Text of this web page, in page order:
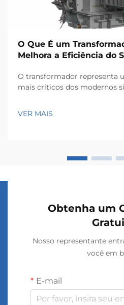
O Que É um
Melhora a Eficiência do
O transformador representa
mais críticos dos modernos
longo de extensas redes.
VER MAIS
Obtenha um
Nosso representante
você em
E-mail